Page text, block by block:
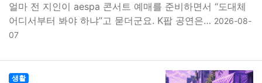
얼마 전 지인이 aespa 콘서트 예매를 준비하면서 “도대체
어디서부터 봐야 하냐”고 묻더군요. K팝 공연은… 2026-08-
07
생활